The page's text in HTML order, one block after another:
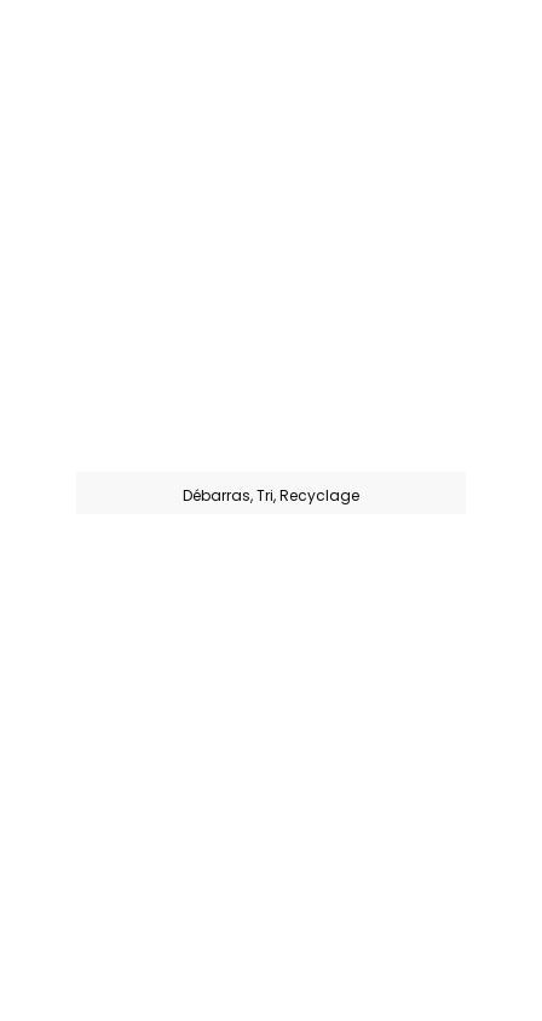
Débarras, Tri, Recyclage